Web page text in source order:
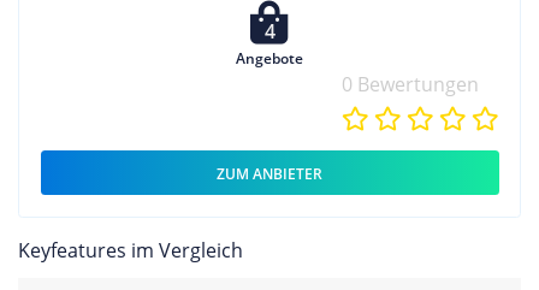
4
Angebote
0 Bewertungen
ZUM ANBIETER
Keyfeatures im Vergleich